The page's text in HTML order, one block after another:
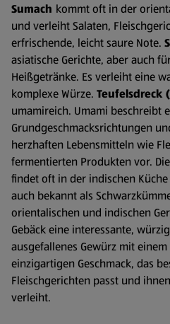
Sumach kommt oft in der
und verleiht Salaten,
erfrischende, leicht saure Note.
asiatische Gerichte, aber auch
Heißgetränke. Es verleiht eine
komplexe Würze. Teufelsdreck
umamireich. Umami beschreibt
Grundgeschmacksrichtungen
herzhaften Lebensmitteln wie
fermentierten Produkten vor.
findet oft in der indischen
auch bekannt als
orientalischen und indischen
Gebäck eine interessante,
ausgefallenes Gewürz mit
einzigartigen Geschmack, das
Fleischgerichten passt und
verleiht.